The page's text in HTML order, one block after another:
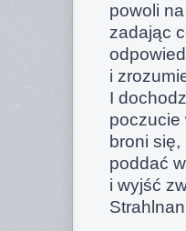
powoli
zadając
i
I
poczucie
broni
poddać
i wyjść